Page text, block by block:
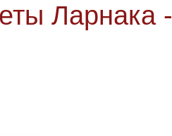
Ларнака